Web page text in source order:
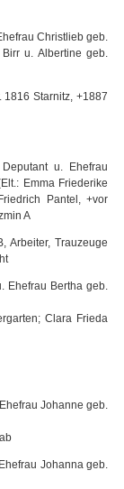
Christlieb geb.
u. Albertine geb.
1816 Starnitz, +1887
u. Ehefrau
Emma Friederike
Pantel, +vor
A
Arbeiter, Trauzeuge
Ehefrau Bertha geb.
Clara Frieda
Johanne geb.
Johanna geb.